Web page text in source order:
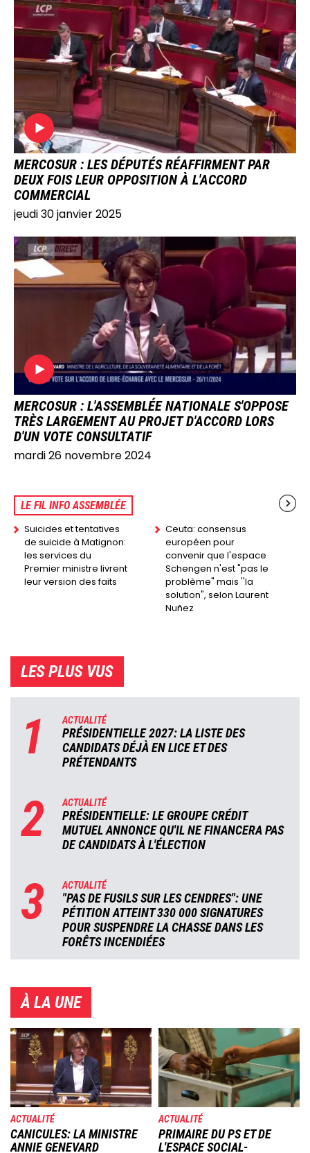
IMAGE
MERCOSUR : LES DÉPUTÉS RÉAFFIRMENT PAR
DEUX FOIS LEUR OPPOSITION À L'ACCORD
COMMERCIAL
jeudi 30 janvier 2025
IMAGE
MERCOSUR : L'ASSEMBLÉE NATIONALE S'OPPOSE
TRÈS LARGEMENT AU PROJET D'ACCORD LORS
D'UN VOTE CONSULTATIF
mardi 26 novembre 2024
LE FIL INFO ASSEMBLÉE
Suicides et tentatives
de suicide à Matignon:
les services du
Premier ministre livrent
leur version des faits
Ceuta: consensus
européen pour
convenir que l'espace
Schengen n'est "pas le
problème" mais ''la
solution", selon Laurent
Nuñez
LES PLUS VUS
1 ACTUALITÉ
PRÉSIDENTIELLE 2027: LA LISTE DES
CANDIDATS DÉJÀ EN LICE ET DES
PRÉTENDANTS
2 ACTUALITÉ
PRÉSIDENTIELLE: LE GROUPE CRÉDIT
MUTUEL ANNONCE QU'IL NE FINANCERA PAS
DE CANDIDATS À L'ÉLECTION
3 ACTUALITÉ
"PAS DE FUSILS SUR LES CENDRES": UNE
PÉTITION ATTEINT 330 000 SIGNATURES
POUR SUSPENDRE LA CHASSE DANS LES
FORÊTS INCENDIÉES
À LA UNE
Image
ACTUALITÉ
CANICULES: LA MINISTRE
ANNIE GENEVARD
Image
ACTUALITÉ
PRIMAIRE DU PS ET DE
L'ESPACE SOCIAL-